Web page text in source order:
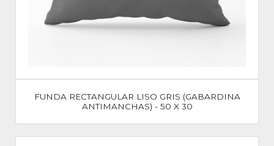
FUNDA RECTANGULAR LISO GRIS (GABARDINA
ANTIMANCHAS) - 50 X 30